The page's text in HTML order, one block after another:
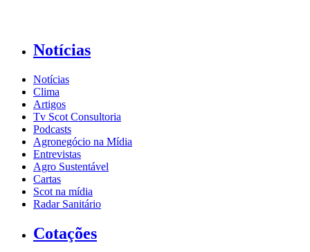
Notícias
Notícias
Clima
Artigos
Tv Scot Consultoria
Podcasts
Agronegócio na Mídia
Entrevistas
Agro Sustentável
Cartas
Scot na mídia
Radar Sanitário
Cotações